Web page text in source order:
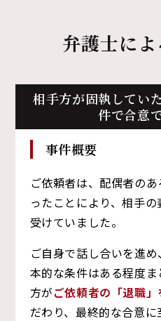
弁護士に
相手方が固執してい
件で合意
事件概要
ご依頼者は、配偶者の
ったことにより、相手
受けていました。
ご自身で話し合いを進
本的な条件はある程度
方がご依頼者の「退職
だわり、最終的な合意に